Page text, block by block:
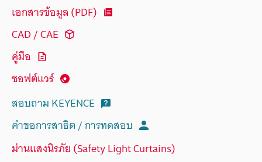
เอกสารข้อมูล (PDF)
CAD / CAE
คู่มือ
ซอฟต์แวร์
สอบถาม KEYENCE
คำขอการสาธิต / การทดสอบ
ม่านแสงนิรภัย (Safety Light Curtains)